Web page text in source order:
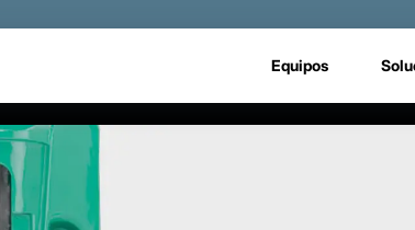
Equipos